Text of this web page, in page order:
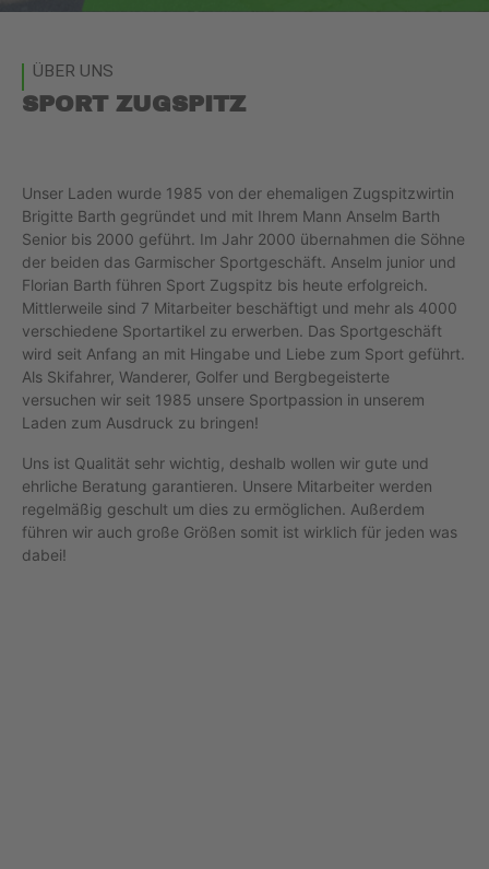
ÜBER UNS
SPORT ZUGSPITZ
Unser Laden wurde 1985 von der ehemaligen Zugspitzwirtin
Brigitte Barth gegründet und mit Ihrem Mann Anselm Barth
Senior bis 2000 geführt. Im Jahr 2000 übernahmen die Söhne
der beiden das Garmischer Sportgeschäft. Anselm junior und
Florian Barth führen Sport Zugspitz bis heute erfolgreich.
Mittlerweile sind 7 Mitarbeiter beschäftigt und mehr als 4000
verschiedene Sportartikel zu erwerben. Das Sportgeschäft
wird seit Anfang an mit Hingabe und Liebe zum Sport geführt.
Als Skifahrer, Wanderer, Golfer und Bergbegeisterte
versuchen wir seit 1985 unsere Sportpassion in unserem
Laden zum Ausdruck zu bringen!
Uns ist Qualität sehr wichtig, deshalb wollen wir gute und
ehrliche Beratung garantieren. Unsere Mitarbeiter werden
regelmäßig geschult um dies zu ermöglichen. Außerdem
führen wir auch große Größen somit ist wirklich für jeden was
dabei!